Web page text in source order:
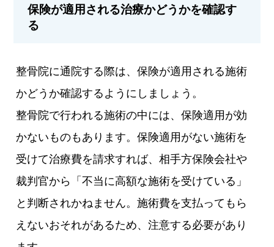
保険が適用される治療かどうかを確認す
る
整骨院に通院する際は、保険が適用される施術
かどうか確認するようにしましょう。
整骨院で行われる施術の中には、保険適用が効
かないものもあります。保険適用がない施術を
受けて治療費を請求すれば、相手方保険会社や
裁判官から「不当に高額な施術を受けている」
と判断されかねません。施術費を支払ってもら
えないおそれがあるため、注意する必要があり